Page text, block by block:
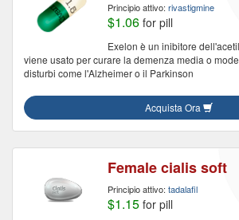
Principio attivo: rivastigmine
$1.06 for pill
Exelon è un inibitore
viene usato per curare la demenza media o
disturbi come l'Alzheimer o il Parkinson
Acquista Ora
Female cialis soft
Principio attivo: tadalafil
$1.15 for pill